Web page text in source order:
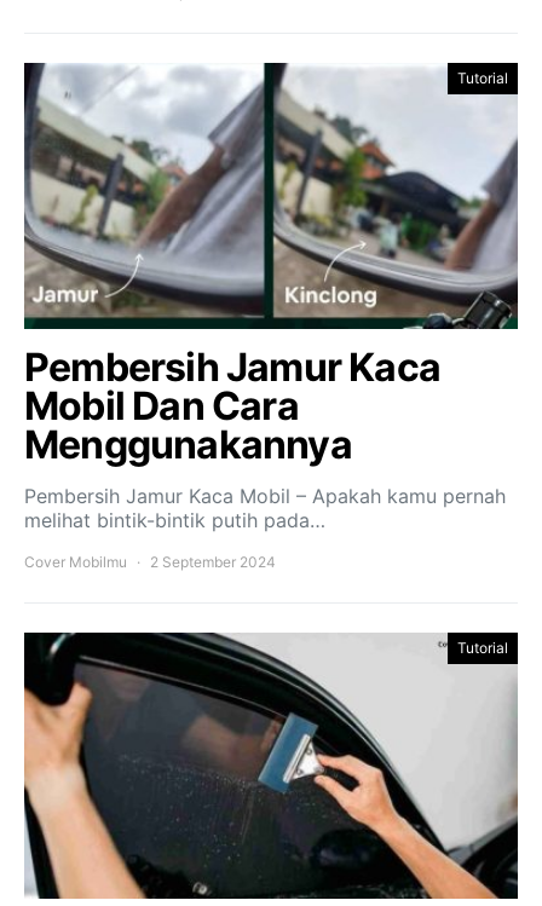
Tutorial
Pembersih Jamur Kaca
Mobil Dan Cara
Menggunakannya
Pembersih Jamur Kaca Mobil – Apakah kamu pernah
melihat bintik-bintik putih pada…
Cover Mobilmu 2 September 2024
Tutorial